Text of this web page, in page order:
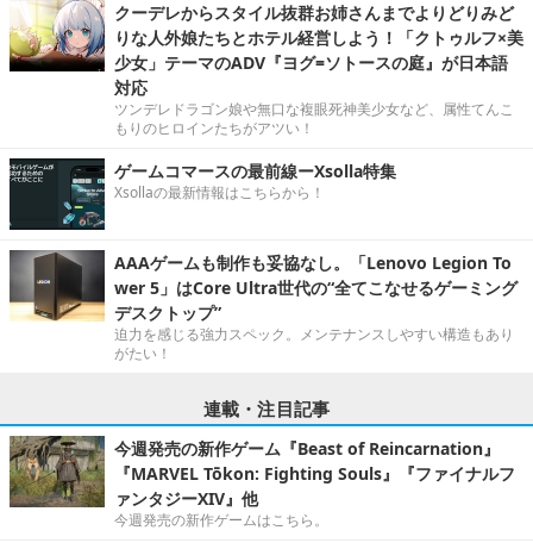
クーデレからスタイル抜群お姉さんまでよりどりみど
りな人外娘たちとホテル経営しよう！「クトゥルフ×美
少女」テーマのADV『ヨグ=ソトースの庭』が日本語
対応
ツンデレドラゴン娘や無口な複眼死神美少女など、属性てんこ
もりのヒロインたちがアツい！
ゲームコマースの最前線ーXsolla特集
Xsollaの最新情報はこちらから！
AAAゲームも制作も妥協なし。「Lenovo Legion To
wer 5」はCore Ultra世代の“全てこなせるゲーミング
デスクトップ”
迫力を感じる強力スペック。メンテナンスしやすい構造もあり
がたい！
連載・注目記事
今週発売の新作ゲーム『Beast of Reincarnation』
『MARVEL Tōkon: Fighting Souls』『ファイナルフ
ァンタジーXIV』他
今週発売の新作ゲームはこちら。